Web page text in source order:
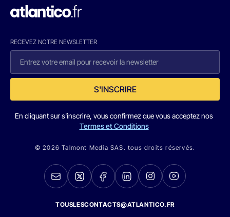
RECEVEZ NOTRE NEWSLETTER
S'INSCRIRE
En cliquant sur s'inscrire, vous confirmez que vous acceptez nos
Termes et Conditions
© 2026 Talmont Media SAS. tous droits réservés.
TOUSLESCONTACTS@ATLANTICO.FR